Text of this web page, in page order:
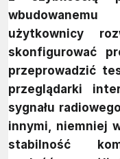
użytkownicy
skonfigurować
przeprowadzić
przeglądarki
sygnału
innymi, niemniej
stabilność